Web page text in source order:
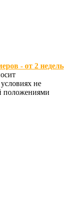
- от 2 недель
не
положениями